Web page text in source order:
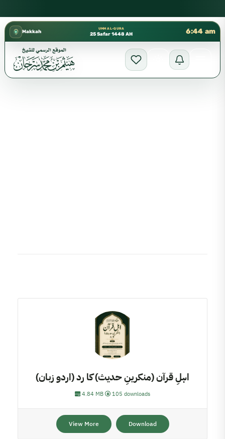
Makkah
UMM AL-QURA
25 Safar 1448 AH 6:44 am
اہلِ قرآن (منکرینِ حدیث) کا رد (اردو زبان)
4.84 MB 105 downloads
View More Download